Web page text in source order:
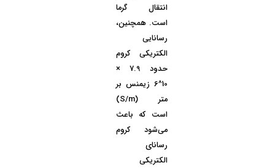
انتقال گرما
است. همچنین،
رسانایی
الکتریکی کروم
حدود 7.9 ×
10^6 زیمنس بر
متر (S/m)
است که باعث
می‌شود کروم
رسانای
الکتریکی